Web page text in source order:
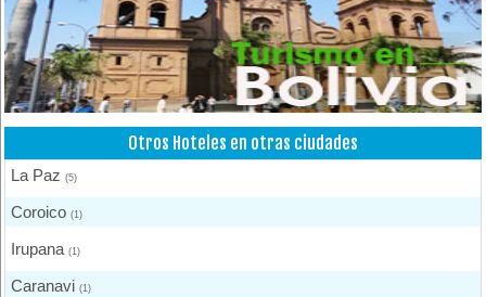
Otros Hoteles en otras ciudades
La Paz(5)
Coroico(1)
Irupana(1)
Caranavi(1)